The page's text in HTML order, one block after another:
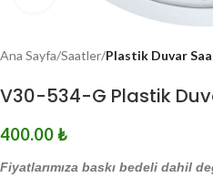
Ana Sayfa Saatler Plastik Duvar
V30-534-G Plastik
400.00₺
Fiyatlarımıza baskı bedeli dahil